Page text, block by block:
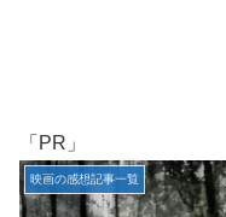
「PR」
映画の感想記事一覧